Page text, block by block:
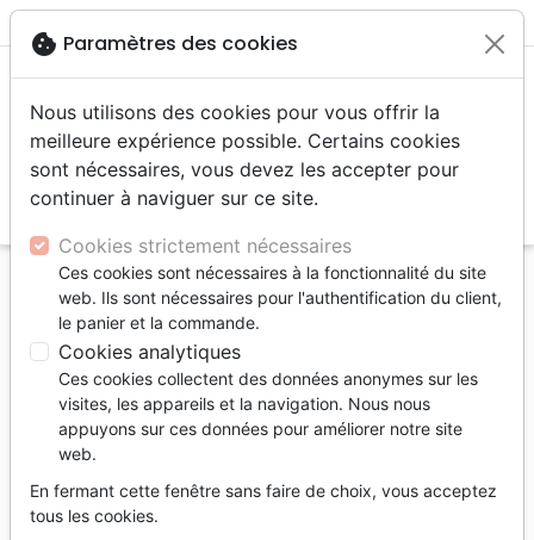
menu
Accueil Livres Enfants
4 à 6 ans
Thomas s'ouvre aux autres - Quand tu ne penses
qu’à toi [Leçons de vie pour coeurs tendres]
Thomas s'ouvre aux autres
Quand tu ne penses qu’à toi [Leçons de
vie pour coeurs tendres]
Auteur :J. Alasdair Groves| Illustrateur :Joe
Hox
cookie Paramètres des cookies
Nous utilisons des cookies pour vous offrir la
meilleure expérience possible. Certains cookies
sont nécessaires, vous devez les accepter pour
continuer à naviguer sur ce site.
Cookies strictement nécessaires
Ces cookies sont nécessaires à la fonctionnalité du site
web. Ils sont nécessaires pour l'authentification du client,
le panier et la commande.
Cookies analytiques
Ces cookies collectent des données anonymes sur les
visites, les appareils et la navigation. Nous nous
appuyons sur ces données pour améliorer notre site
web.
En fermant cette fenêtre sans faire de choix, vous acceptez
tous les cookies.